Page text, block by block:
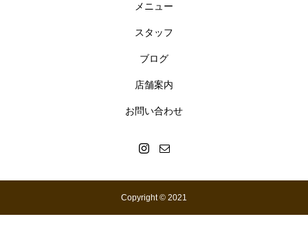
メニュー
スタッフ
ブログ
店舗案内
お問い合わせ
Copyright © 2021